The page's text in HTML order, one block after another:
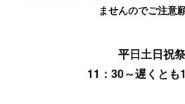
ませんのでご注意
平日土日祝
11：30～遅くとも